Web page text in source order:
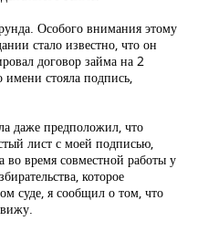
Особого внимания этому
стало известно, что он
договор займа на 2
стояла подпись,
даже предположил, что
лист с моей подписью,
во время совместной работы у
которое
суде, я сообщил о том, что